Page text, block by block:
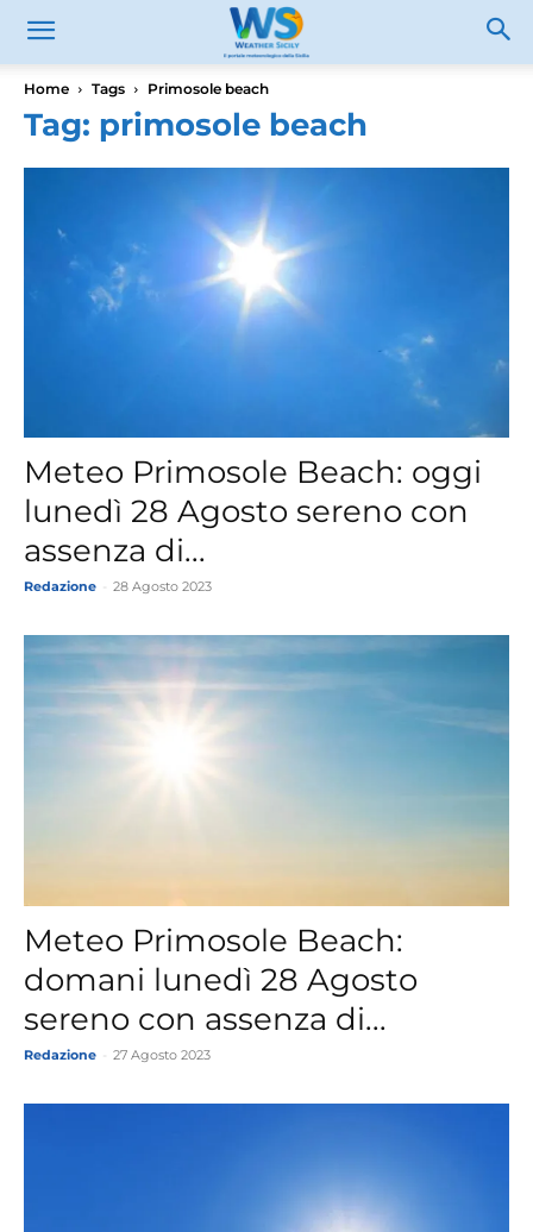
Home Tags Primosole beach
Tag: primosole beach
Meteo Primosole Beach: oggi
lunedì 28 Agosto sereno con
assenza di...
Redazione 28 Agosto 2023
Meteo Primosole Beach:
domani lunedì 28 Agosto
sereno con assenza di...
Redazione 27 Agosto 2023